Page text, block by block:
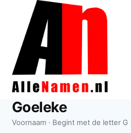
Doorgaan
inhoud
Goeleke
Voornaam · Begint met de letter G